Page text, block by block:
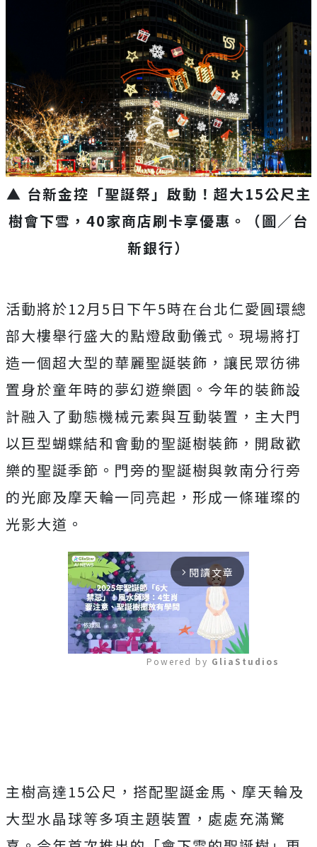
▲ 台新金控「聖誕祭」啟動！超大15公尺主
樹會下雪，40家商店刷卡享優惠。（圖／台
新銀行）
活動將於12月5日下午5時在台北仁愛圓環總
部大樓舉行盛大的點燈啟動儀式。現場將打
造一個超大型的華麗聖誕裝飾，讓民眾彷彿
置身於童年時的夢幻遊樂園。今年的裝飾設
計融入了動態機械元素與互動裝置，主大門
以巨型蝴蝶結和會動的聖誕樹裝飾，開啟歡
樂的聖誕季節。門旁的聖誕樹與敦南分行旁
的光廊及摩天輪一同亮起，形成一條璀璨的
光影大道。
arrow_forward_ios 閱讀文章
Powered by GliaStudios
主樹高達15公尺，搭配聖誕金馬、摩天輪及
大型水晶球等多項主題裝置，處處充滿驚